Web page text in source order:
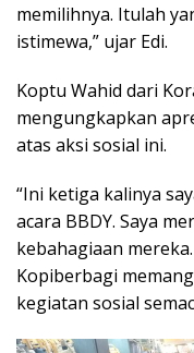
memilihnya. Itulah
istimewa,” ujar Edi.
Koptu Wahid dari
mengungkapkan
atas aksi sosial ini.
“Ini ketiga kalinya
acara BBDY. Saya
kebahagiaan
Kopiberbagi
kegiatan sosial